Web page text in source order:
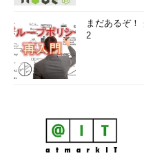
まだあるぞ！
2